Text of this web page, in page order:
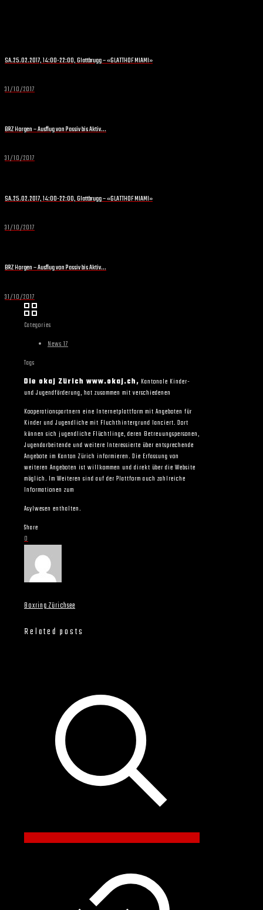
SA.25.02.2017, 14:00-22:00, Glattbrugg – «GLATTHOF MIAMI»
31/10/2017
BRZ Horgen – Ausflug von Passiv bis Aktiv…
31/10/2017
SA.25.02.2017, 14:00-22:00, Glattbrugg – «GLATTHOF MIAMI»
31/10/2017
BRZ Horgen – Ausflug von Passiv bis Aktiv…
31/10/2017
Categories
News 17
Tags
Die okaj Zürich www.okaj.ch, Kantonale Kinder-
und Jugendförderung, hat zusammen mit verschiedenen
Kooperationspartnern eine Internetplattform mit Angeboten für
Kinder und Jugendliche mit Fluchthintergrund lanciert. Dort
können sich jugendliche Flüchtlinge, deren Betreuungspersonen,
Jugendarbeitende und weitere Interessierte über entsprechende
Angebote im Kanton Zürich informieren. Die Erfassung von
weiteren Angeboten ist willkommen und direkt über die Website
möglich. Im Weiteren sind auf der Plattform auch zahlreiche
Informationen zum
Asylwesen enthalten.
Share
0
Boxring Zürichsee
Related posts